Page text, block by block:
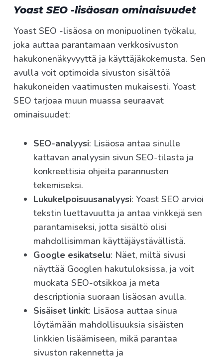
Yoast SEO -lisäosan ominaisuudet
Yoast SEO -lisäosa on monipuolinen työkalu,
joka auttaa parantamaan verkkosivuston
hakukonenäkyvyyttä ja käyttäjäkokemusta. Sen
avulla voit optimoida sivuston sisältöä
hakukoneiden vaatimusten mukaisesti. Yoast
SEO tarjoaa muun muassa seuraavat
ominaisuudet:
SEO-analyysi: Lisäosa antaa sinulle
kattavan analyysin sivun SEO-tilasta ja
konkreettisia ohjeita parannusten
tekemiseksi.
Lukukelpoisuusanalyysi: Yoast SEO arvioi
tekstin luettavuutta ja antaa vinkkejä sen
parantamiseksi, jotta sisältö olisi
mahdollisimman käyttäjäystävällistä.
Google esikatselu: Näet, miltä sivusi
näyttää Googlen hakutuloksissa, ja voit
muokata SEO-otsikkoa ja meta
descriptionia suoraan lisäosan avulla.
Sisäiset linkit: Lisäosa auttaa sinua
löytämään mahdollisuuksia sisäisten
linkkien lisäämiseen, mikä parantaa
sivuston rakennetta ja